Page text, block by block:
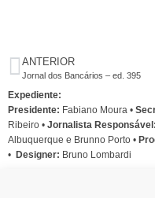
ANTERIOR
Jornal dos Bancários – ed. 395
Expediente:
Presidente: Fabiano Moura •
Ribeiro • Jornalista Responsável:
Albuquerque e Brunno Porto •
• Designer: Bruno Lombardi